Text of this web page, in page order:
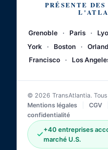
PRÉSENTE
Grenoble · Paris ·
York
· Boston ·
Francisco
· Los
© 2026 TransAtlantia.
Mentions légales
CGV
confidentialité
+40 entreprises
marché U.S.